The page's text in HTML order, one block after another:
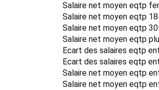
Salaire net moyen eqtp
Salaire net moyen eqtp
Salaire net moyen eqtp
Salaire net moyen eqtp
Ecart des salaires eqtp
Ecart des salaires eqtp
Salaire net moyen eqtp
Salaire net moyen eqtp